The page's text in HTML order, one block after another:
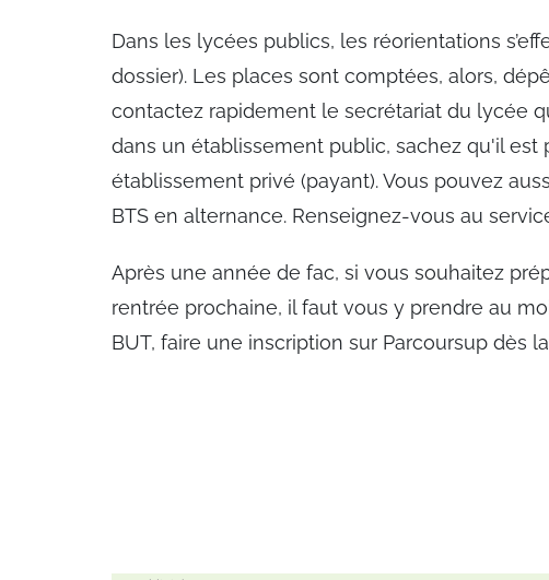
Dans les lycées publics, les réorientations
dossier). Les places sont comptées, alors,
contactez rapidement le secrétariat du lycée
dans un établissement public, sachez qu'il
établissement privé (payant). Vous pouvez
BTS en alternance. Renseignez-vous au
Après une année de fac, si vous souhaitez
rentrée prochaine, il faut vous y prendre au
BUT, faire une inscription sur Parcoursup dès